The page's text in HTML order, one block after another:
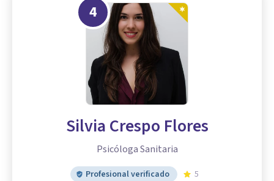
4
Silvia Crespo Flores
Psicóloga Sanitaria
Profesional verificado 5